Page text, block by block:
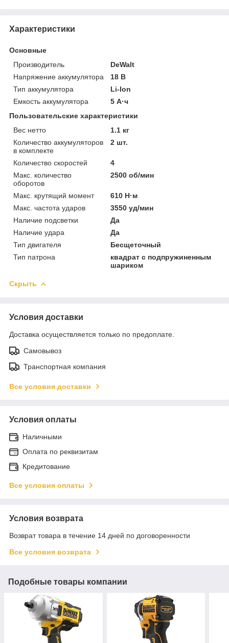
Характеристики
Основные
Производитель
DeWalt
Напряжение аккумулятора
18 В
Тип аккумулятора
Li-Ion
Емкость аккумулятора
5 А·ч
Пользовательские характеристики
Вес нетто
1.1 кг
Количество аккумуляторов
в комплекте
2 шт.
Количество скоростей
4
Макс. количество
оборотов
2500 об/мин
Макс. крутящий момент
610 Н·м
Макс. частота ударов
3550 уд/мин
Наличие подсветки
Да
Наличие удара
Да
Тип двигателя
Бесщеточный
Тип патрона
квадрат с подпружиненным
шариком
Скрыть
Условия доставки
Доставка осуществляется только по предоплате.
Самовывоз
Транспортная компания
Все условия доставки
Условия оплаты
Наличными
Оплата по реквизитам
Кредитование
Все условия оплаты
Условия возврата
Возврат товара в течение 14 дней по договоренности
Все условия возврата
Подобные товары компании